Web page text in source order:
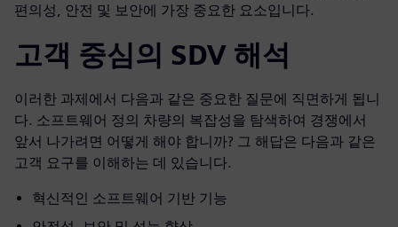
편의성, 안전 및 보안에 가장 중요한 요소입니다.
고객 중심의 SDV 해석
이러한 과제에서 다음과 같은 중요한 질문에 직면하게 됩니
다. 소프트웨어 정의 차량의 복잡성을 탐색하여 경쟁에서
앞서 나가려면 어떻게 해야 합니까? 그 해답은 다음과 같은
고객 요구를 이해하는 데 있습니다.
혁신적인 소프트웨어 기반 기능